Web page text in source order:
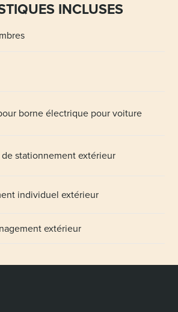
INCLUSES
borne électrique pour voiture
de stationnement extérieur
individuel extérieur
extérieur